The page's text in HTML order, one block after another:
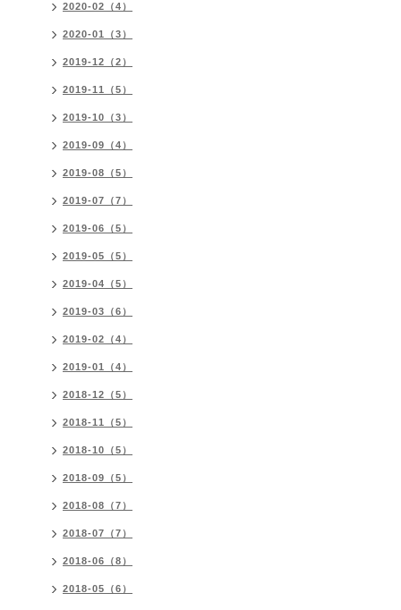
2020-02（4）
2020-01（3）
2019-12（2）
2019-11（5）
2019-10（3）
2019-09（4）
2019-08（5）
2019-07（7）
2019-06（5）
2019-05（5）
2019-04（5）
2019-03（6）
2019-02（4）
2019-01（4）
2018-12（5）
2018-11（5）
2018-10（5）
2018-09（5）
2018-08（7）
2018-07（7）
2018-06（8）
2018-05（6）